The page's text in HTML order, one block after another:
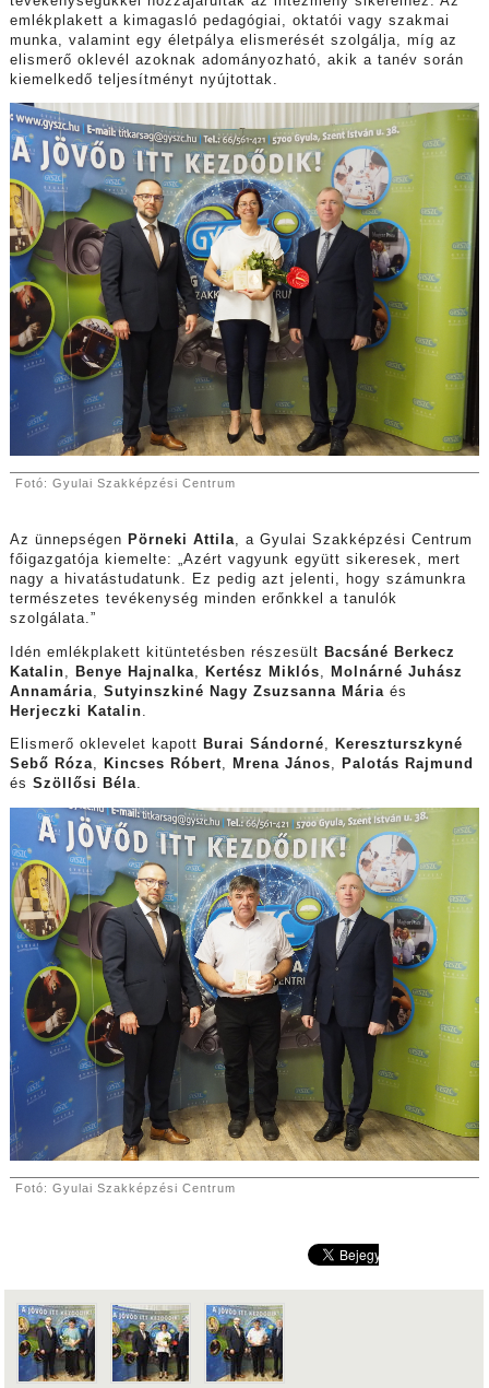
emlékplakett a kimagasló pedagógiai, oktatói vagy szakmai
munka, valamint egy életpálya elismerését szolgálja, míg az
elismerő oklevél azoknak adományozható, akik a tanév során
kiemelkedő teljesítményt nyújtottak.
Fotó: Gyulai Szakképzési Centrum
Az ünnepségen Pörneki Attila, a Gyulai Szakképzési Centrum
főigazgatója kiemelte: „Azért vagyunk együtt sikeresek, mert
nagy a hivatástudatunk. Ez pedig azt jelenti, hogy számunkra
természetes tevékenység minden erőnkkel a tanulók
szolgálata.”
Idén emlékplakett kitüntetésben részesült Bacsáné Berkecz
Katalin
Benye Hajnalka Kertész Miklós
Molnárné Juhász
Annamária
Sutyinszkiné Nagy Zsuzsanna Mária és
Herjeczki Katalin
Elismerő oklevelet kapott Burai Sándorné,
Kereszturszkyné
Sebő Róza, Kincses Róbert, Mrena János,
Palotás Rajmund
és Szöllősi Béla.
Fotó: Gyulai Szakképzési Centrum